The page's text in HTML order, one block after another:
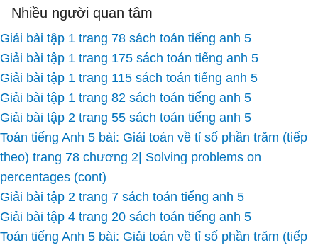
Nhiều người quan tâm
Giải bài tập 1 trang 78 sách toán tiếng anh 5
Giải bài tập 1 trang 175 sách toán tiếng anh 5
Giải bài tập 1 trang 115 sách toán tiếng anh 5
Giải bài tập 1 trang 82 sách toán tiếng anh 5
Giải bài tập 2 trang 55 sách toán tiếng anh 5
Toán tiếng Anh 5 bài: Giải toán về tỉ số phần trăm (tiếp
theo) trang 78 chương 2| Solving problems on
percentages (cont)
Giải bài tập 2 trang 7 sách toán tiếng anh 5
Giải bài tập 4 trang 20 sách toán tiếng anh 5
Toán tiếng Anh 5 bài: Giải toán về tỉ số phần trăm (tiếp